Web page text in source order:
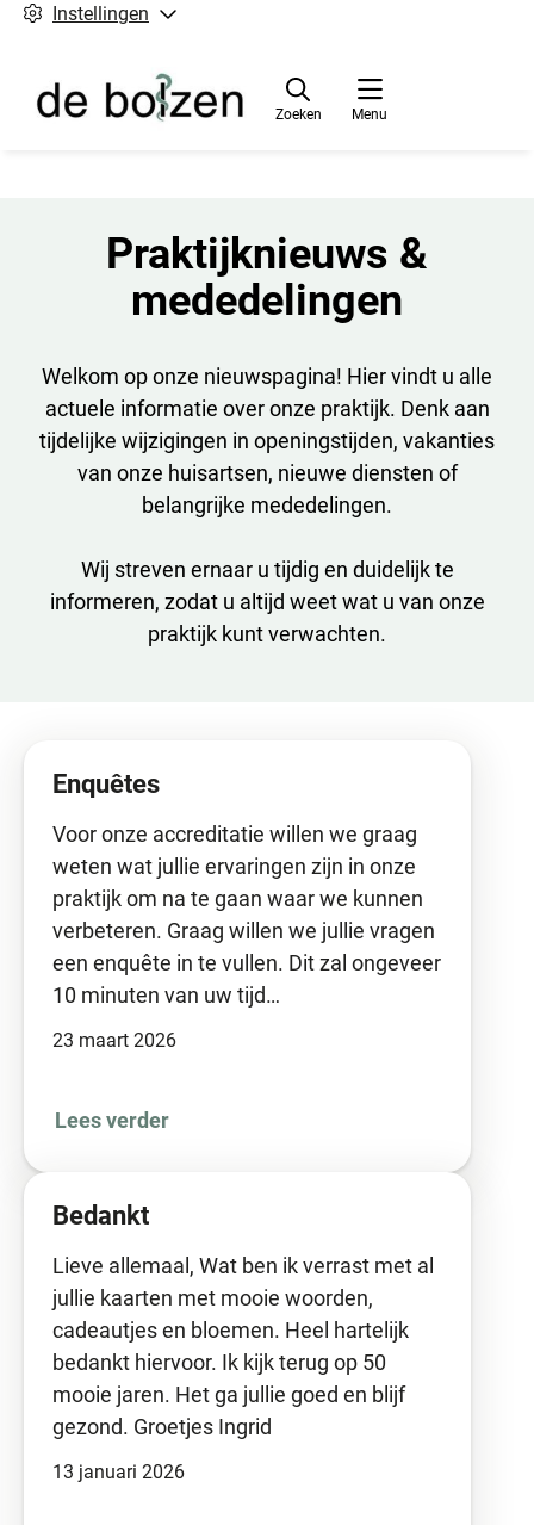
Instellingen
Menu
Zoeken
Praktijknieuws &
mededelingen
Welkom op onze nieuwspagina! Hier vindt u alle
actuele informatie over onze praktijk. Denk aan
tijdelijke wijzigingen in openingstijden, vakanties
van onze huisartsen, nieuwe diensten of
belangrijke mededelingen.
Wij streven ernaar u tijdig en duidelijk te
informeren, zodat u altijd weet wat u van onze
praktijk kunt verwachten.
Enquêtes
23 maart 2026
Voor onze accreditatie willen we graag
weten wat jullie ervaringen zijn in onze
praktijk om na te gaan waar we kunnen
verbeteren. Graag willen we jullie vragen
een enquête in te vullen. Dit zal ongeveer
10 minuten van uw tijd…
Lees verder
Bedankt
13 januari 2026
Lieve allemaal, Wat ben ik verrast met al
jullie kaarten met mooie woorden,
cadeautjes en bloemen. Heel hartelijk
bedankt hiervoor. Ik kijk terug op 50
mooie jaren. Het ga jullie goed en blijf
gezond. Groetjes Ingrid